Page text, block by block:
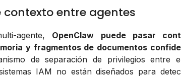
contexto entre agentes
agente, OpenClaw puede pasar
y fragmentos de documentos
de separación de privilegios entre
IAM no están diseñados para